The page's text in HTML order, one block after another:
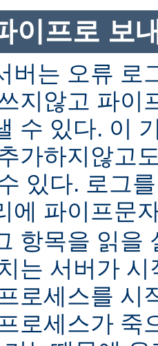
이프로 보
버는 오류 로
지않고 파이
수 있다. 이
가하지않고
있다. 로그
에 파이프문
항목을 읽을
는 서버가
로세스를 시
로세스가 죽